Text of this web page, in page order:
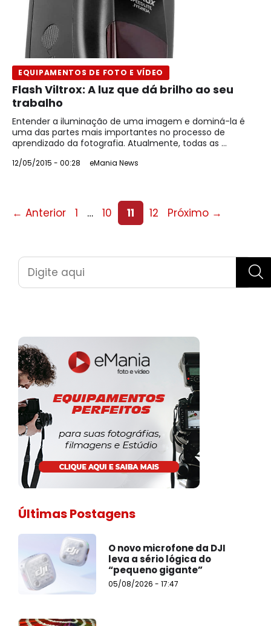
EQUIPAMENTOS DE FOTO E VÍDEO
Flash Viltrox: A luz que dá brilho ao seu
trabalho
Entender a iluminação de uma imagem e dominá-la é
uma das partes mais importantes no processo de
aprendizado da fotografia. Atualmente, todas as ...
12/05/2015 - 00:28 eMania News
← Anterior Page
1 … Page
10 Page
11 Page
12 Próximo →
Pesquisar
Últimas Postagens
O novo microfone da DJI
leva a sério lógica do
“pequeno gigante”
05/08/2026 - 17:47